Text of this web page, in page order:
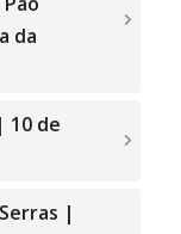
da
10 de
|